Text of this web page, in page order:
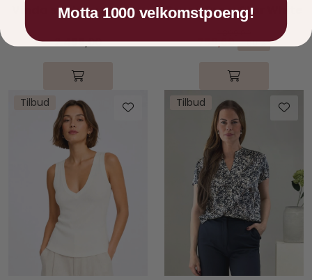
Vinda silk blouse Navy
2.499,00
Penny Dress Star White
759,60 -60 %
Tilbud Tilbud
Motta 1000 velkomstpoeng!